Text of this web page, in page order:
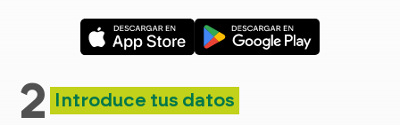
2 Introduce tus datos